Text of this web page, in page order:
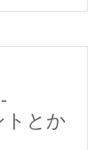
トとか